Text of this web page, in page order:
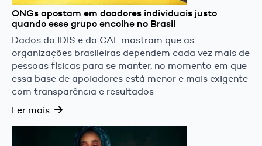
ONGs apostam em doadores individuais justo
quando esse grupo encolhe no Brasil
Dados do IDIS e da CAF mostram que as
organizações brasileiras dependem cada vez mais de
pessoas físicas para se manter, no momento em que
essa base de apoiadores está menor e mais exigente
com transparência e resultados
Ler mais